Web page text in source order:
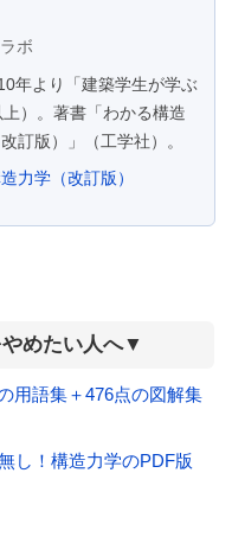
ボ
年より「建築学生が学ぶ
）。著書「わかる構造
訂版）」（工学社）。
力学（改訂版）
めたい人へ▼
用語集＋476点の図解集
し！構造力学のPDF版